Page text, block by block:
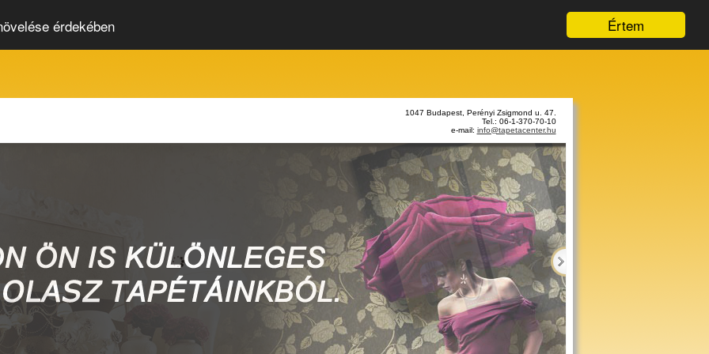
Értem
érdekében
1047 Budapest, Perényi Zsigmond u. 47.
Tel.: 06-1-370-70-10
e-mail: info@tapetacenter.hu